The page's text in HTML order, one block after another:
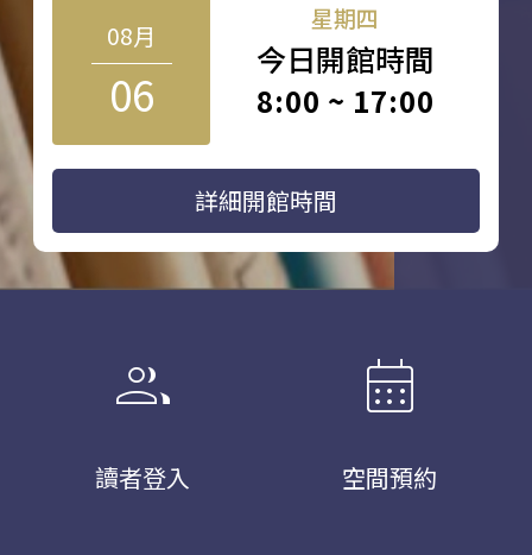
08月
06
星期四
今日開館時間
8:00 ~ 17:00
詳細開館時間
group
讀者登入
calendar_month
空間預約